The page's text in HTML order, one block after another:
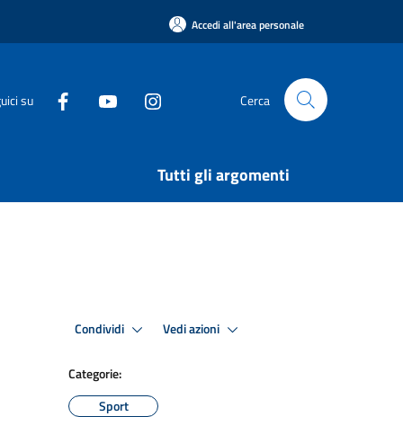
Accedi all'area personale
su Cerca
Tutti gli argomenti
Condividi Vedi azioni
Categorie:
Sport